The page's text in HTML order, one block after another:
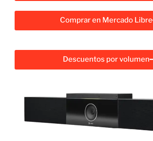
Comprar en Mercado Libre
Descuentos por volumen